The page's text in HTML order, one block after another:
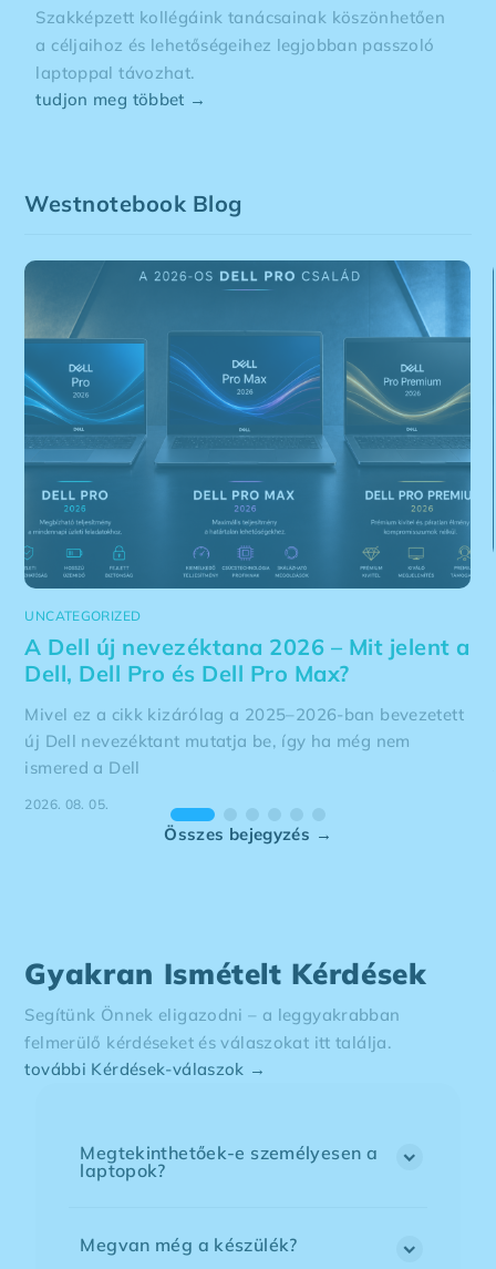
Szakképzett kollégáink tanácsainak köszönhetően
a céljaihoz és lehetőségeihez legjobban passzoló
laptoppal távozhat.
tudjon meg többet →
Összes bejegyzés →
Westnotebook Blog
UNCATEGORIZED
A Dell új nevezéktana 2026 – Mit jelent a
Dell, Dell Pro és Dell Pro Max?
Mivel ez a cikk kizárólag a 2025–2026-ban bevezetett
új Dell nevezéktant mutatja be, így ha még nem
ismered a Dell
2026. 08. 05.
Gyakran Ismételt Kérdések
Segítünk Önnek eligazodni – a leggyakrabban
felmerülő kérdéseket és válaszokat itt találja.
további Kérdések-válaszok →
Megtekinthetőek-e személyesen a
laptopok?
Megvan még a készülék?